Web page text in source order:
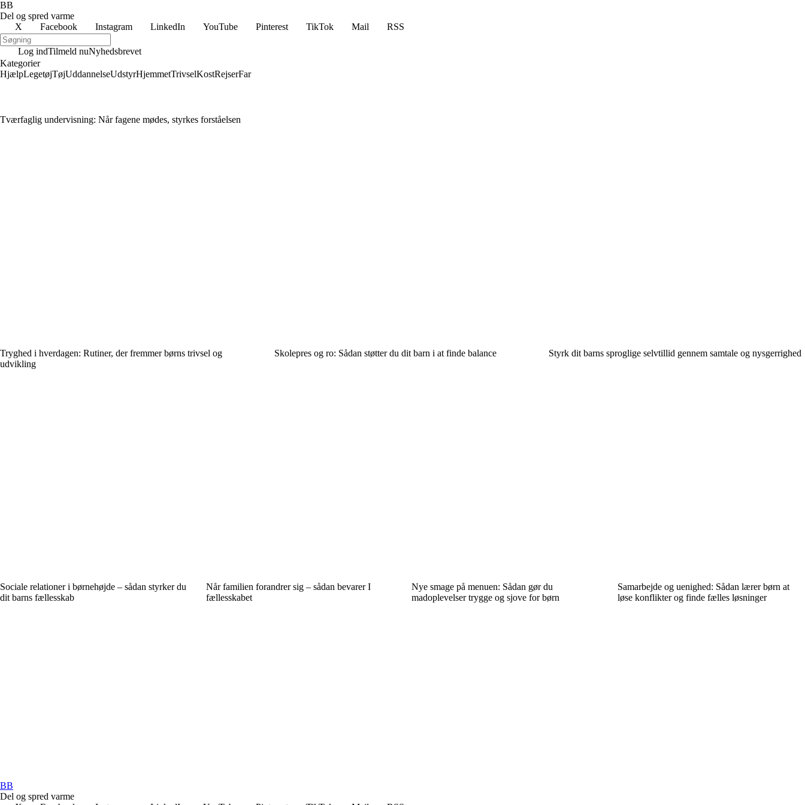
BB
Del og spred varme
X
Facebook Instagram LinkedIn YouTube Pinterest TikTok Mail RSS
Log indTilmeld nuNyhedsbrevet
Kategorier
HjælpLegetøjTøjUddannelseUdstyrHjemmetTrivselKostRejserFar
Tværfaglig undervisning: Når fagene mødes, styrkes forståelsen
Tryghed i hverdagen: Rutiner, der fremmer børns trivsel og
udvikling
Skolepres og ro: Sådan støtter du dit barn i at finde balance Styrk dit barns sproglige selvtillid gennem samtale og nysgerrighed
Sociale relationer i børnehøjde – sådan styrker du
dit barns fællesskab
Når familien forandrer sig – sådan bevarer I
fællesskabet
Nye smage på menuen: Sådan gør du
madoplevelser trygge og sjove for børn
Samarbejde og uenighed: Sådan lærer børn at
løse konflikter og finde fælles løsninger
BB
Del og spred varme